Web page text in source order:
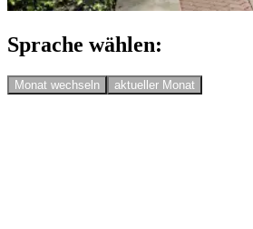
Sprache wählen:
Monat wechseln aktueller Monat